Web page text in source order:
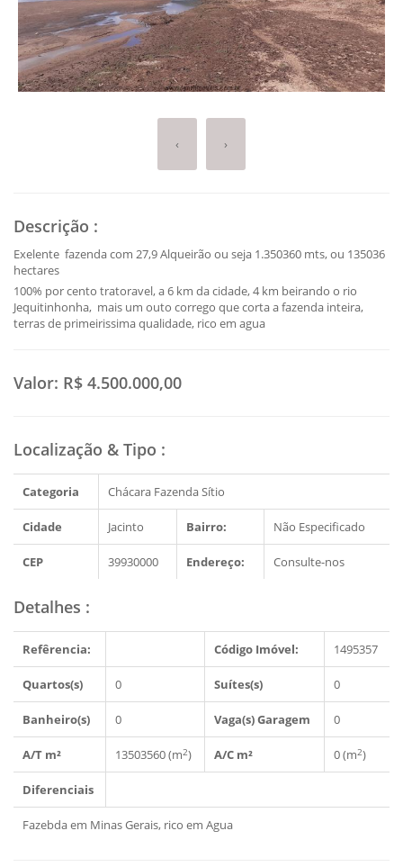
‹ ›
Descrição :
Exelente fazenda com 27,9 Alqueirão ou seja 1.350360 mts, ou 135036
hectares
100% por cento tratoravel, a 6 km da cidade, 4 km beirando o rio
Jequitinhonha, mais um outo corrego que corta a fazenda inteira,
terras de primeirissima qualidade, rico em agua
Valor: R$ 4.500.000,00
Localização & Tipo :
Categoria Chácara Fazenda Sítio
Cidade Jacinto Bairro: Não Especificado
CEP 39930000 Endereço: Consulte-nos
Detalhes :
Refêrencia: Código Imóvel: 1495357
Quartos(s) 0 Suítes(s) 0
Banheiro(s) 0 Vaga(s) Garagem 0
A/T m² 13503560 (m2) A/C m² 0 (m2)
Diferenciais
Fazebda em Minas Gerais, rico em Agua